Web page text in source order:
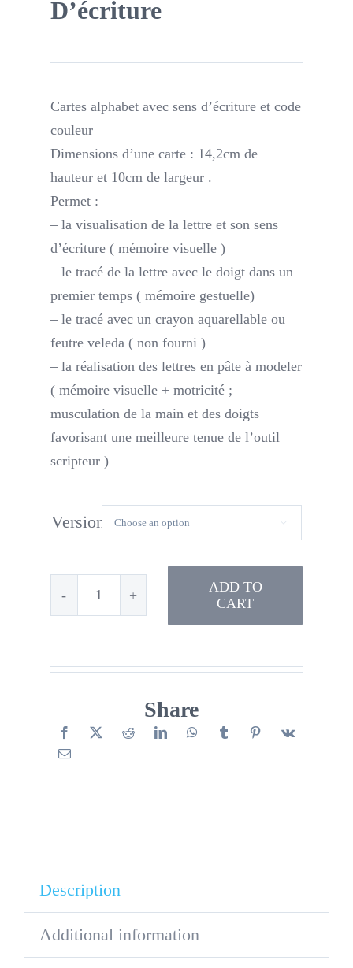
D’écriture
Cartes alphabet avec sens d’écriture et code
couleur
Dimensions d’une carte : 14,2cm de
hauteur et 10cm de largeur .
Permet :
– la visualisation de la lettre et son sens
d’écriture ( mémoire visuelle )
– le tracé de la lettre avec le doigt dans un
premier temps ( mémoire gestuelle)
– le tracé avec un crayon aquarellable ou
feutre veleda ( non fourni )
– la réalisation des lettres en pâte à modeler
( mémoire visuelle + motricité ;
musculation de la main et des doigts
favorisant une meilleure tenue de l’outil
scripteur )
Version 
sens
quantity
ADD TO
CART
Share
Description
Additional information